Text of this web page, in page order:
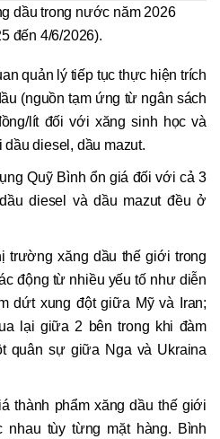
dầu trong nước năm 2026
đến 4/6/2026).
quản lý tiếp tục thực hiện trích
(nguồn tạm ứng từ ngân sách
lít đối với xăng sinh học và
diesel, dầu mazut.
Quỹ Bình ổn giá đối với cả 3
diesel và dầu mazut đều ở
trường xăng dầu thế giới trong
động từ nhiều yếu tố như diễn
dứt xung đột giữa Mỹ và Iran;
lại giữa 2 bên trong khi đàm
quân sự giữa Nga và Ukraina
thành phẩm xăng dầu thế giới
nhau tùy từng mặt hàng. Bình